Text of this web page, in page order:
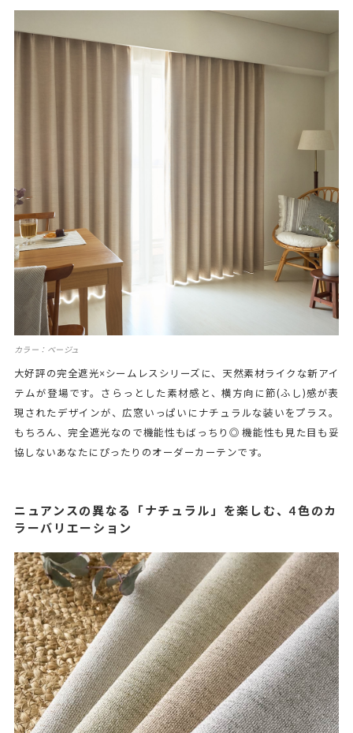
カラー：ベージュ
大好評の完全遮光×シームレスシリーズに、天然素材ライクな新アイ
テムが登場です。さらっとした素材感と、横方向に節(ふし)感が表
現されたデザインが、広窓いっぱいにナチュラルな装いをプラス。
もちろん、完全遮光なので機能性もばっちり◎ 機能性も見た目も妥
協しないあなたにぴったりのオーダーカーテンです。
ニュアンスの異なる「ナチュラル」を楽しむ、4色のカ
ラーバリエーション